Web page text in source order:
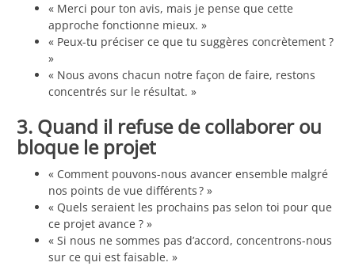
« Merci pour ton avis, mais je pense que cette
approche fonctionne mieux. »
« Peux-tu préciser ce que tu suggères concrètement ?
»
« Nous avons chacun notre façon de faire, restons
concentrés sur le résultat. »
3. Quand il refuse de collaborer ou
bloque le projet
« Comment pouvons-nous avancer ensemble malgré
nos points de vue différents ? »
« Quels seraient les prochains pas selon toi pour que
ce projet avance ? »
« Si nous ne sommes pas d’accord, concentrons-nous
sur ce qui est faisable. »